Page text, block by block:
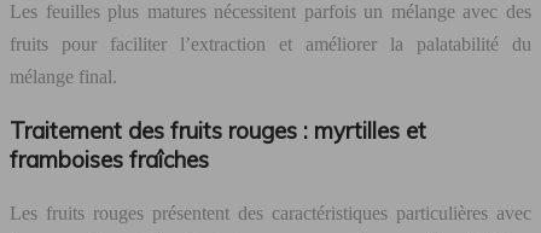
Les feuilles plus matures nécessitent parfois un mélange avec des
fruits pour faciliter l’extraction et améliorer la palatabilité du
mélange final.
Traitement des fruits rouges : myrtilles et
framboises fraîches
Les fruits rouges présentent des caractéristiques particulières avec